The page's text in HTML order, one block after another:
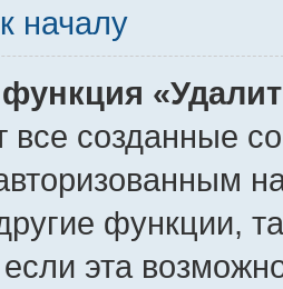
началу
функция
все созданные
функции,
эта